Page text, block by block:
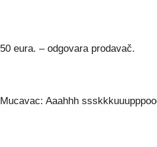
50 eura. – odgovara prodavač.
Mucavac: Aaahhh